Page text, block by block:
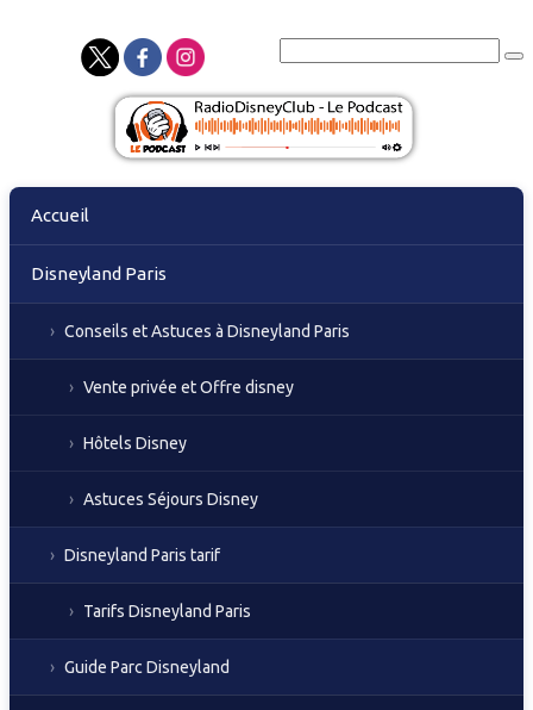
Skip
Accueil
Disneyland Paris
Conseils et Astuces à Disneyland Paris
Vente privée et Offre disney
Hôtels Disney
Astuces Séjours Disney
Disneyland Paris tarif
Tarifs Disneyland Paris
Guide Parc Disneyland